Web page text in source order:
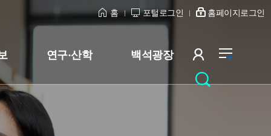
홈 포털로그인 홈페이지로그인
연구·산학 백석광장